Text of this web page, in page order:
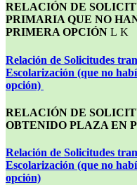
RELACIÓN DE
PRIMARIA QUE NO
PRIMERA OPCIÓN
Relación de Solicitudes
Escolarización (que no
opción)
RELACIÓN DE
OBTENIDO PLAZA EN
Relación de Solicitudes
Escolarización (que no
opción)